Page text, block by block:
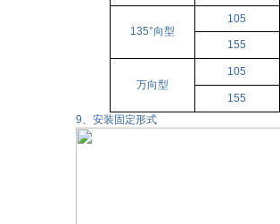
135°向型
105
155
万向型
105
155
9、安装固定形式